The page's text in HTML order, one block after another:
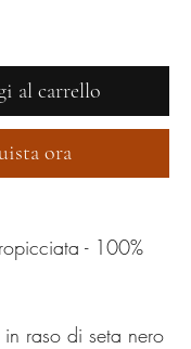
al carrello
ora
- 100%
raso di seta nero